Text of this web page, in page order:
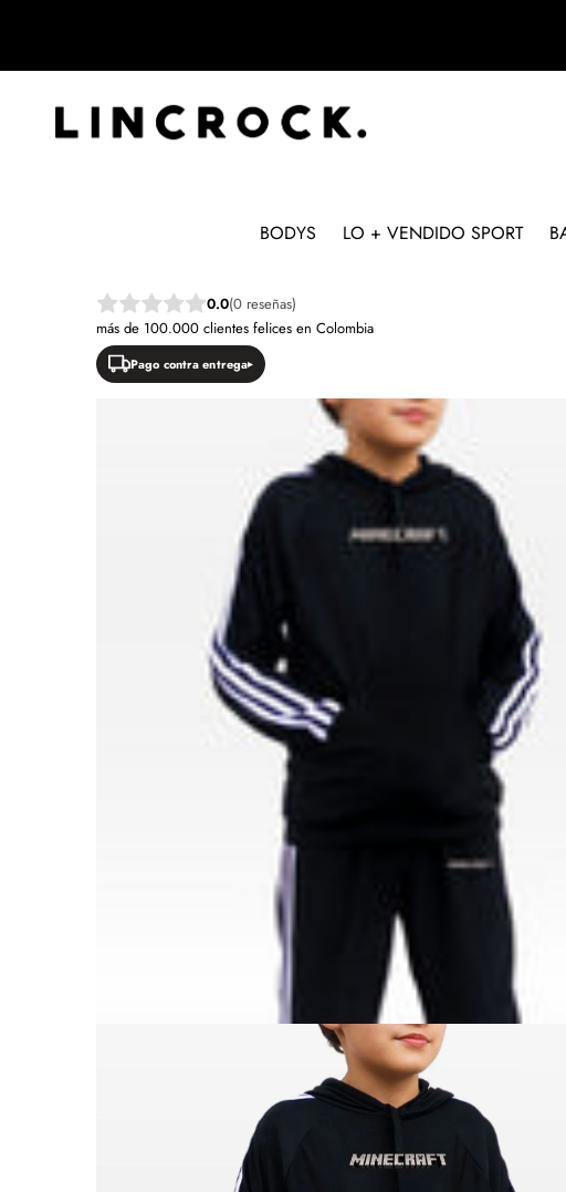
BODYS LO + VENDIDO SPORT
SALTAR A LA INFORMACIÓN DEL PRODUCTO
0.0(0 reseñas)
más de 100.000 clientes felices en Colombia
Pago contra entrega